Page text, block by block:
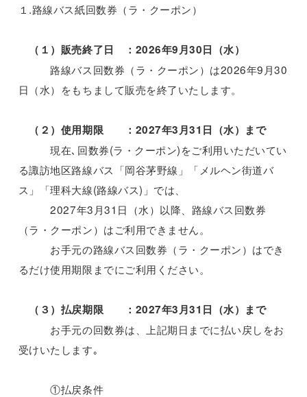
１.路線バス紙回数券（ラ・クーポン）
（１）販売終了日 ：2026年9月30日（水）
路線バス回数券（ラ・クーポン）は2026年9月30
日（水）をもちまして販売を終了いたします。
（２）使用期限 ：2027年3月31日（水）まで
現在､回数券(ラ・クーポン)をご利用いただいてい
る諏訪地区路線バス「岡谷茅野線」「メルヘン街道バ
ス」「理科大線(路線バス)」では、
2027年3月31日（水）以降、路線バス回数券
（ラ・クーポン）はご利用できません。
お手元の路線バス回数券（ラ・クーポン）はでき
るだけ使用期限までにご利用ください。
（３）払戻期限 ：2027年3月31日（水）まで
お手元の回数券は、上記期日までに払い戻しをお
受けいたします｡
①払戻条件